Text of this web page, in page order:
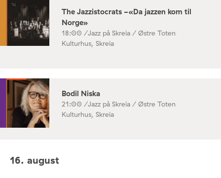
The Jazzistocrats -«Da jazzen kom til
Norge»
18:00 /Jazz på Skreia / Østre Toten
Kulturhus, Skreia
Bodil Niska
21:00 /Jazz på Skreia / Østre Toten
Kulturhus, Skreia
16. august